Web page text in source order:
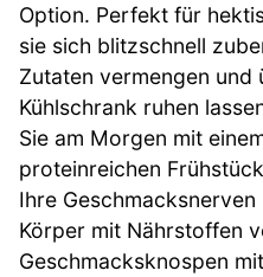
Option. Perfekt für
sie sich blitzschnell
Zutaten vermengen und
Kühlschrank ruhen
Sie am Morgen mit
proteinreichen
Ihre
Körper mit Nährstoffen
Geschmacksknospen